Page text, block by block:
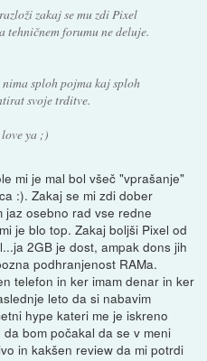
zakaj se mu zdi Pixel
forumu ne deluje.
sploh pojma kaj sploh
svoje trditve.
ya ;)
mi je mal bol všeč "vprašanje"
:). Zakaj se mi zdi dober
jaz osebno rad vse redne
je blo top. Zakaj boljši Pixel od
2GB je dost, ampak dons jih
podhranjenost RAMa.
telefon in ker imam denar in ker
leto da si nabavim
hype kateri me je iskreno
bom počakal da se v meni
in kakšen review da mi potrdi